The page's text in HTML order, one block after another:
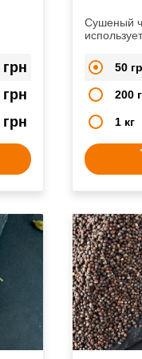
грн
грн
грн
Сушеный
крупных50 гр
200
1 кг